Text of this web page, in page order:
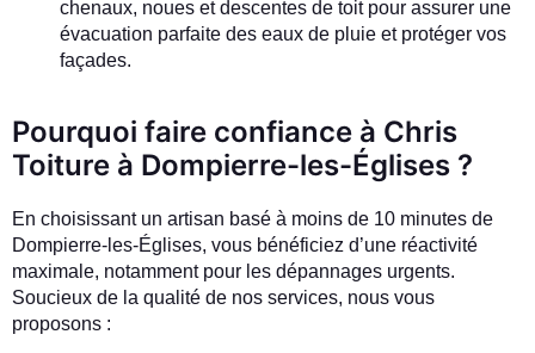
chenaux, noues et descentes de toit pour assurer une
évacuation parfaite des eaux de pluie et protéger vos
façades.
Pourquoi faire confiance à Chris
Toiture à Dompierre-les-Églises ?
En choisissant un artisan basé à moins de 10 minutes de
Dompierre-les-Églises, vous bénéficiez d’une réactivité
maximale, notamment pour les dépannages urgents.
Soucieux de la qualité de nos services, nous vous
proposons :